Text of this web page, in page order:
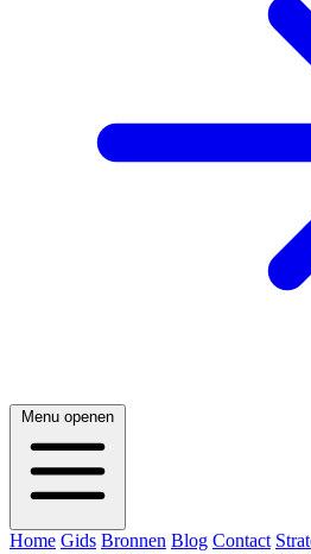
Menu openen
Home Gids Bronnen Blog Contact